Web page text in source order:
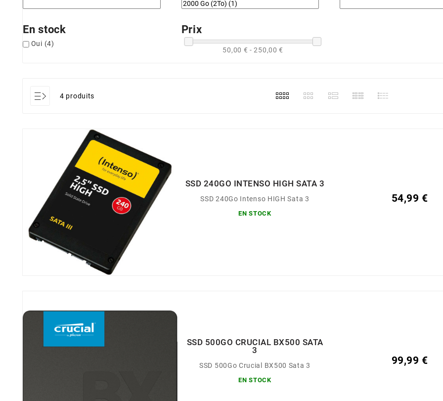
En stock
Oui (4)
Prix
50,00 € - 250,00 €
4 produits
SSD 240GO INTENSO HIGH SATA 3
SSD 240Go Intenso HIGH Sata 3
EN STOCK
54,99 €
SSD 500GO CRUCIAL BX500 SATA
3
SSD 500Go Crucial BX500 Sata 3
EN STOCK
99,99 €